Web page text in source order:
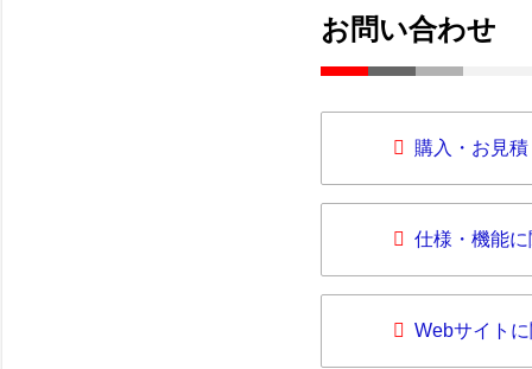
お問い合わせ
購入・お見
仕様・機能
Webサイト